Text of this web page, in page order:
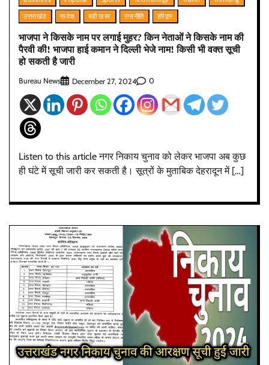
उत्तराखंड
प्रदेश बड़ी खबर राजनीति हरिद्वार
भाजपा ने किसके नाम पर लगाई मुहर? किन नेताओं ने किसके नाम की
पैरवी की! भाजपा हाई कमान ने दिल्ली भेजे नाम! किसी भी वक्त सूची
हो सकती है जारी
Bureau News December 27, 2024 0
Listen to this article नगर निकाय चुनाव को लेकर भाजपा अब कुछ
ही घंटे में सूची जारी कर सकती है। सूत्रों के मुताबिक देहरादून में […]